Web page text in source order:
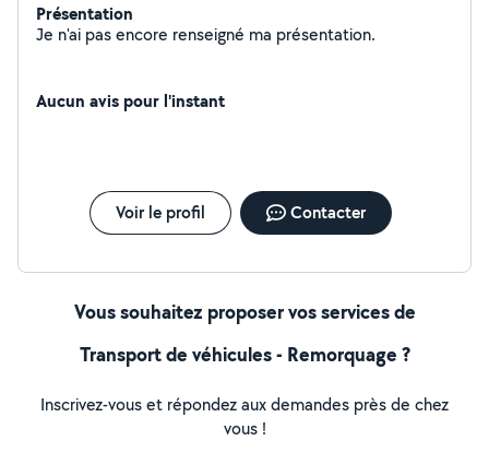
Présentation
Je n'ai pas encore renseigné ma présentation.
Aucun avis pour l'instant
Voir le profil Contacter
Vous souhaitez proposer vos services de
Transport de véhicules - Remorquage ?
Inscrivez-vous et répondez aux demandes près de chez
vous !